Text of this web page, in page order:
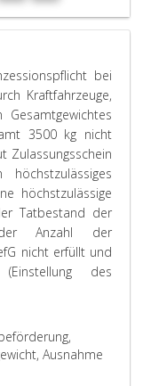
bei
Kraftfahrzeuge,
3500 kg nicht
Zulassungsschein
höchstzulässige
Tatbestand der
der Anzahl der
nicht erfüllt und
des
Ausnahme